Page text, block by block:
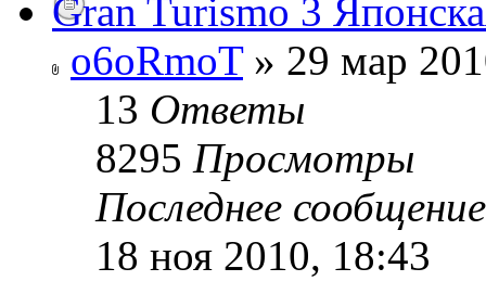
Gran Turismo 3
o6oRmoT» 29 мар
13 Ответы
8295 Просмотры
Последнее
18 ноя 2010, 18:43